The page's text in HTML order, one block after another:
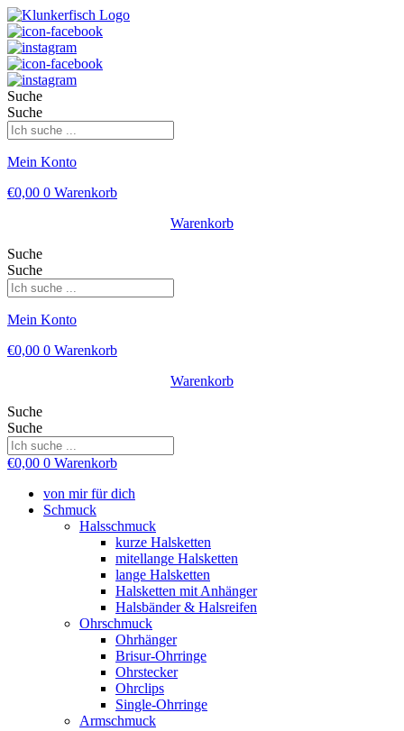
Suche
Suche
Mein Konto
€0,00 0 Warenkorb
Warenkorb
Suche
Suche
Mein Konto
€0,00 0 Warenkorb
Warenkorb
Suche
Suche
€0,00 0 Warenkorb
von mir für dich
Schmuck
Halsschmuck
kurze Halsketten
mitellange Halsketten
lange Halsketten
Halsketten mit Anhänger
Halsbänder & Halsreifen
Ohrschmuck
Ohrhänger
Brisur-Ohrringe
Ohrstecker
Ohrclips
Single-Ohrringe
Armschmuck